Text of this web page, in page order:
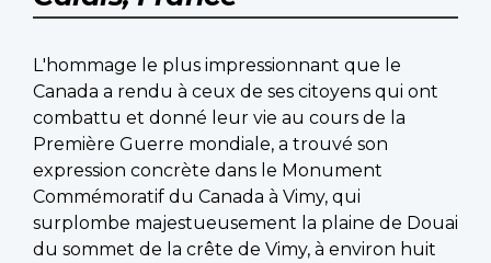
L'hommage le plus impressionnant que le
Canada a rendu à ceux de ses citoyens qui ont
combattu et donné leur vie au cours de la
Première Guerre mondiale, a trouvé son
expression concrète dans le Monument
Commémoratif du Canada à Vimy, qui
surplombe majestueusement la plaine de Douai
du sommet de la crête de Vimy, à environ huit